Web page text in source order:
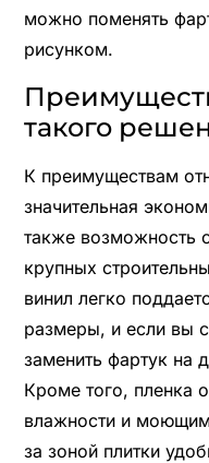
можно поменять
рисунком.
такого
К преимуществам
значительная
также возможность
крупных
винил легко
размеры, и если вы
заменить фартук на
Кроме того, пленка
влажности и
за зоной плитки